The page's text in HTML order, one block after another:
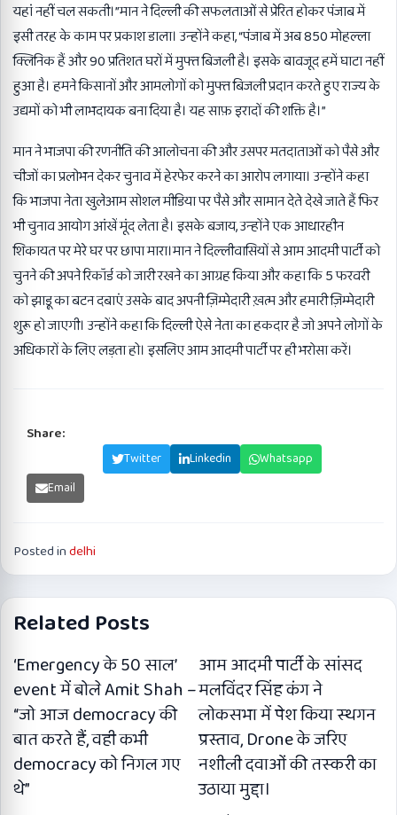
यहां नहीं चल सकती।”मान ने दिल्ली की सफलताओं से प्रेरित होकर पंजाब में
इसी तरह के काम पर प्रकाश डाला। उन्होंने कहा, “पंजाब में अब 850 मोहल्ला
क्लिनिक हैं और 90 प्रतिशत घरों में मुफ्त बिजली है। इसके बावजूद हमें घाटा नहीं
हुआ है। हमने किसानों और आमलोगों को मुफ्त बिजली प्रदान करते हुए राज्य के
उद्यमों को भी लाभदायक बना दिया है। यह साफ़ इरादों की शक्ति है।”
मान ने भाजपा की रणनीति की आलोचना की और उसपर मतदाताओं को पैसे और
चीजों का प्रलोभन देकर चुनाव में हेरफेर करने का आरोप लगाया। उन्होंने कहा
कि भाजपा नेता खुलेआम सोशल मीडिया पर पैसे और सामान देते देखे जाते हैं फिर
भी चुनाव आयोग आंखें मूंद लेता है। इसके बजाय, उन्होंने एक आधारहीन
शिकायत पर मेरे घर पर छापा मारा।मान ने दिल्लीवासियों से आम आदमी पार्टी को
चुनने की अपने रिकॉर्ड को जारी रखने का आग्रह किया और कहा कि 5 फरवरी
को झाड़ू का बटन दबाएं उसके बाद अपनी ज़िम्मेदारी ख़त्म और हमारी ज़िम्मेदारी
शुरू हो जाएगी। उन्होंने कहा कि दिल्ली ऐसे नेता का हकदार है जो अपने लोगों के
अधिकारों के लिए लड़ता हो। इसलिए आम आदमी पार्टी पर ही भरोसा करें।
Share:
Twitter Linkedin
Whatsapp
Email
Posted indelhi
Related Posts
‘Emergency के 50 साल’
event में बोले Amit Shah –
“जो आज democracy की
बात करते हैं, वही कभी
democracy को निगल गए
थे”
आम आदमी पार्टी के सांसद
मलविंदर सिंह कंग ने
लोकसभा में पेश किया स्थगन
प्रस्ताव, Drone के जरिए
नशीली दवाओं की तस्करी का
उठाया मुद्दा।